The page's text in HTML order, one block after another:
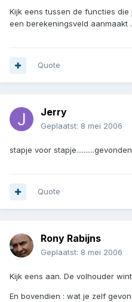
Kijk eens tussen de functies
een berekeningsveld aanmaakt
Quote
Jerry
Geplaatst: 8 mei 2006
stapje voor
Quote
Rony Rabijns
Geplaatst: 8 mei 2006
Kijk eens aan. De volhouder
En bovendien : wat je zelf